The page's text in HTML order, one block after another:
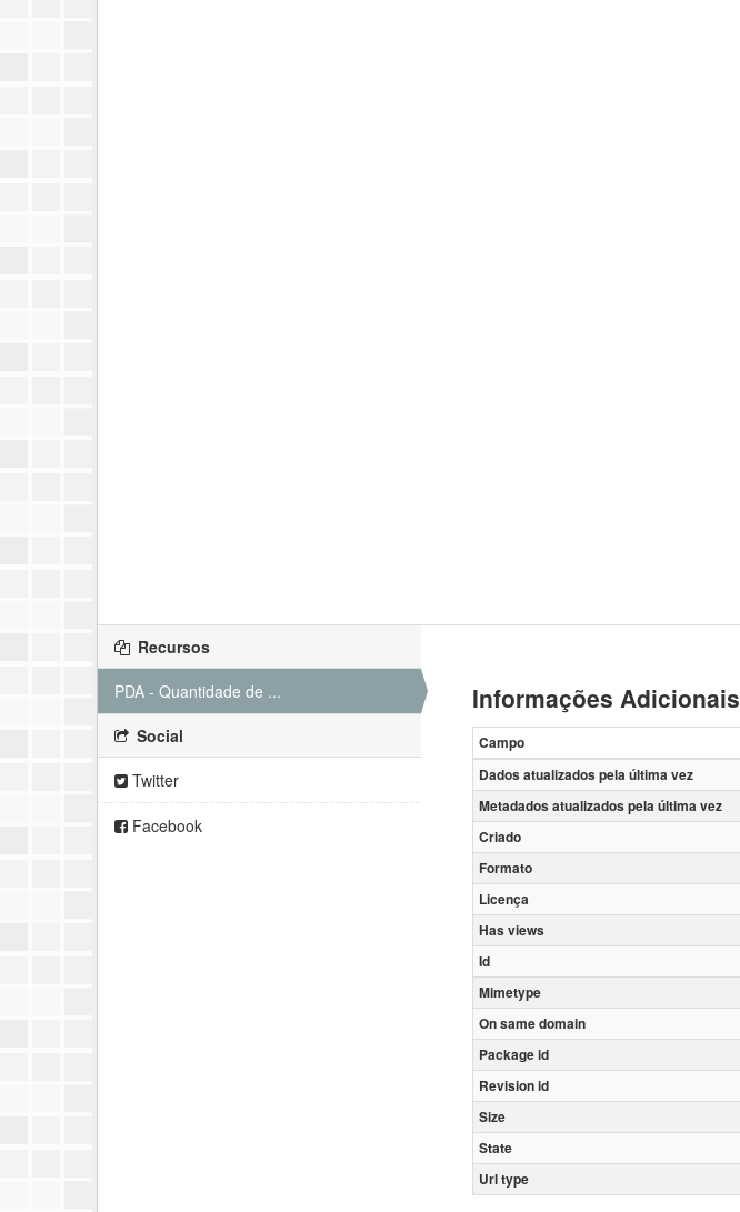
Recursos
PDA - Quantidade de ...
Social
Twitter
Facebook
Informações Adicionais
Campo
Dados atualizados pela última vez
Metadados atualizados pela última vez
Criado
Formato
Licença
Has views
Id
Mimetype
On same domain
Package id
Revision id
Size
State
Url type